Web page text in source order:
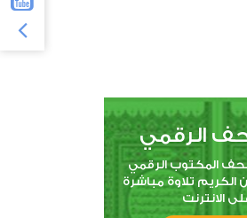
الرقمي
المكتوب الرقمي
الكريم تلاوة مباشرة
الانترنت